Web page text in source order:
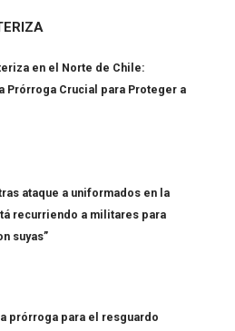
en el Norte de Chile:
Prórroga Crucial para Proteger a
ataque a uniformados en la
recurriendo a militares para
suyas”
prórroga para el resguardo